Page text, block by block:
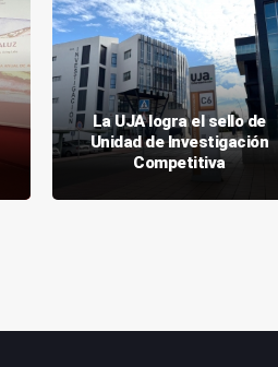
La UJA logra el sello de
Unidad de Investigación
Competitiva